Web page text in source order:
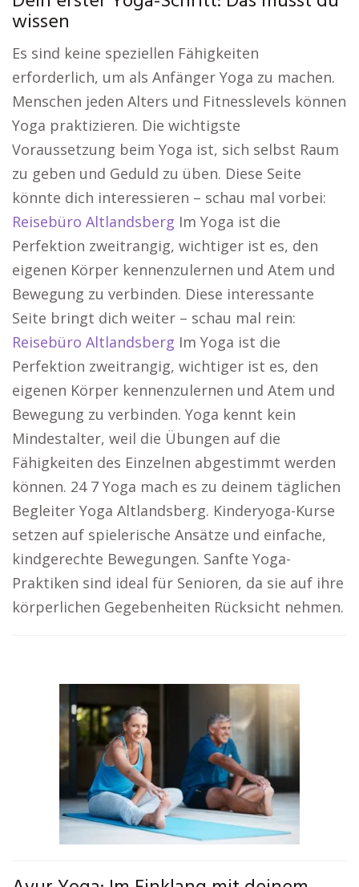
wissen
Es sind keine speziellen Fähigkeiten
erforderlich, um als Anfänger Yoga zu machen.
Menschen jeden Alters und Fitnesslevels können
Yoga praktizieren. Die wichtigste
Voraussetzung beim Yoga ist, sich selbst Raum
zu geben und Geduld zu üben. Diese Seite
könnte dich interessieren – schau mal vorbei:
Reisebüro Altlandsberg Im Yoga ist die
Perfektion zweitrangig, wichtiger ist es, den
eigenen Körper kennenzulernen und Atem und
Bewegung zu verbinden. Diese interessante
Seite bringt dich weiter – schau mal rein:
Reisebüro Altlandsberg Im Yoga ist die
Perfektion zweitrangig, wichtiger ist es, den
eigenen Körper kennenzulernen und Atem und
Bewegung zu verbinden. Yoga kennt kein
Mindestalter, weil die Übungen auf die
Fähigkeiten des Einzelnen abgestimmt werden
können. 24 7 Yoga mach es zu deinem täglichen
Begleiter Yoga Altlandsberg. Kinderyoga-Kurse
setzen auf spielerische Ansätze und einfache,
kindgerechte Bewegungen. Sanfte Yoga-
Praktiken sind ideal für Senioren, da sie auf ihre
körperlichen Gegebenheiten Rücksicht nehmen.